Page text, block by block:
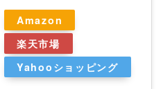
Amazon
楽天市場
Yahooショッピング